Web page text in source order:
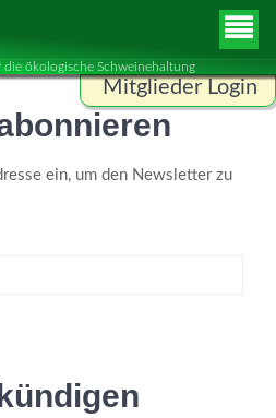
ökologische Schweinehaltung
Mitglieder Login
Benutzername
ein, um den Newsletter zu